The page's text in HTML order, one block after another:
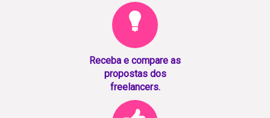
Receba e compare as
propostas dos
freelancers.